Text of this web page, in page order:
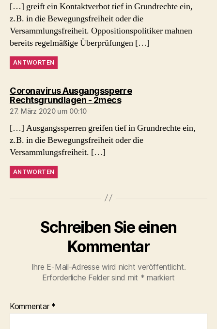
[…] greift ein Kontaktverbot tief in Grundrechte ein,
z.B. in die Bewegungsfreiheit oder die
Versammlungsfreiheit. Oppositionspolitiker mahnen
bereits regelmäßige Überprüfungen […]
ANTWORTEN
Coronavirus Ausgangssperre
Rechtsgrundlagen - 2mecssagt:
27. März 2020 um 00:10
[…] Ausgangssperren greifen tief in Grundrechte ein,
z.B. in die Bewegungsfreiheit oder die
Versammlungsfreiheit. […]
ANTWORTEN
Schreiben Sie einen
Kommentar
Ihre E-Mail-Adresse wird nicht veröffentlicht.
Erforderliche Felder sind mit * markiert
Kommentar *